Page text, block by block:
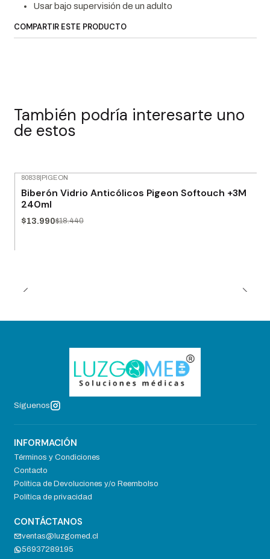
Usar bajo supervisión de un adulto
COMPARTIR ESTE PRODUCTO
También podría interesarte uno
de estos
80838|PIGEON
Biberón Vidrio Anticólicos Pigeon Softouch +3M
240ml
$13.990$18.440
Síguenos
INFORMACIÓN
Términos y Condiciones
Contacto
Política de Devoluciones y/o Reembolso
Política de privacidad
CONTÁCTANOS
ventas@luzgomed.cl
56937289195